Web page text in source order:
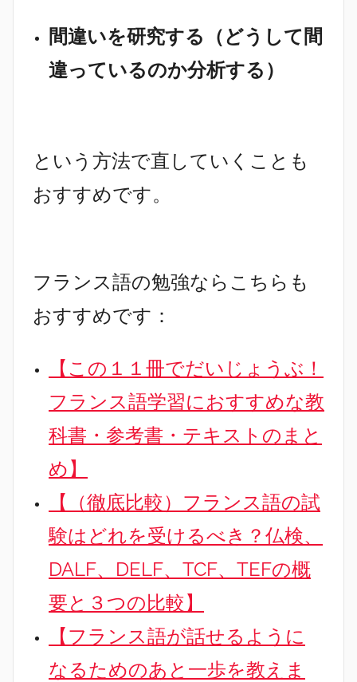
間違いを研究する（どうして間
違っているのか分析する）
という方法で直していくことも
おすすめです。
フランス語の勉強ならこちらも
おすすめです：
【この１１冊でだいじょうぶ！
フランス語学習におすすめな教
科書・参考書・テキストのまと
め】
【（徹底比較）フランス語の試
験はどれを受けるべき？仏検、
DALF、DELF、TCF、TEFの概
要と３つの比較】
【フランス語が話せるように
なるためのあと一歩を教えま